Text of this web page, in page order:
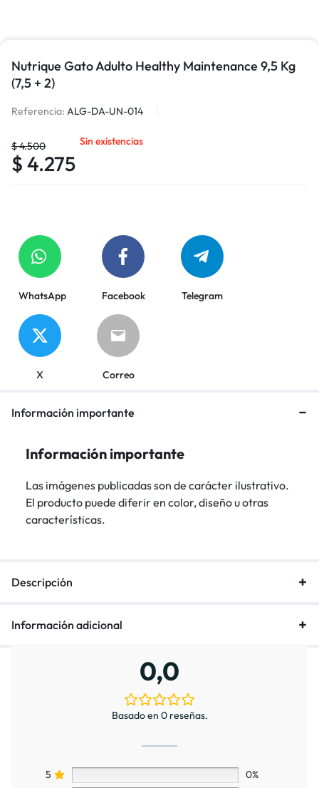
Nutrique Gato Adulto Healthy Maintenance 9,5 Kg
(7,5 + 2)
Referencia: ALG-DA-UN-014
$4.500
$ 4.275
Sin existencias
WhatsApp Facebook Telegram
X Correo
Información importante
Información importante
Las imágenes publicadas son de carácter ilustrativo.
El producto puede diferir en color, diseño u otras
características.
Descripción
Información adicional
0,0
Basado en 0 reseñas.
5
0%